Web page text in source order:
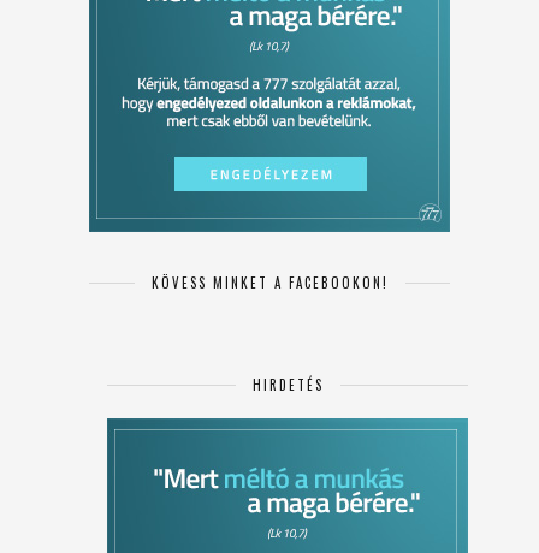
KÖVESS MINKET A FACEBOOKON!
HIRDETÉS